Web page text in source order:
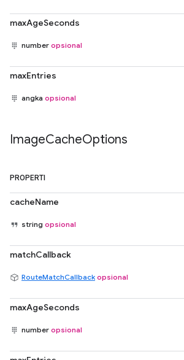
maxAgeSeconds
number opsional
maxEntries
angka opsional
ImageCacheOptions
PROPERTI
cacheName
string opsional
matchCallback
RouteMatchCallback opsional
maxAgeSeconds
number opsional